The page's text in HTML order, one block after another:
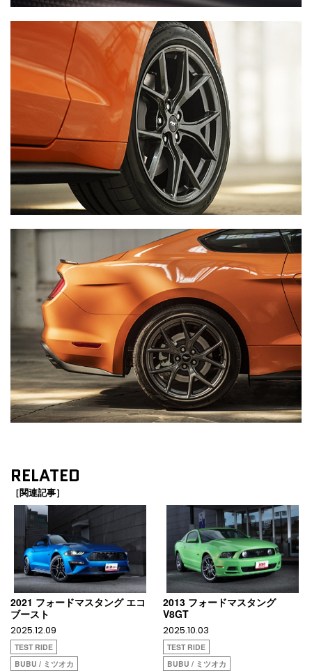
RELATED
［関連記事］
2021 フォードマスタング エコ
ブースト
2025.12.09
TEST RIDE
BUBU / ミツオカ
2013 フォードマスタング
V8GT
2025.10.03
TEST RIDE
BUBU / ミツオカ